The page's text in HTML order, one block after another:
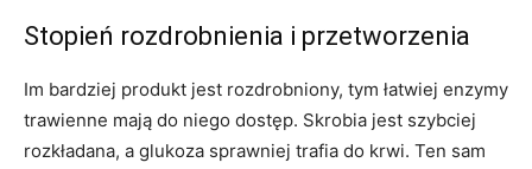
Stopień rozdrobnienia i przetworzenia
Im bardziej produkt jest rozdrobniony, tym łatwiej enzymy
trawienne mają do niego dostęp. Skrobia jest szybciej
rozkładana, a glukoza sprawniej trafia do krwi. Ten sam